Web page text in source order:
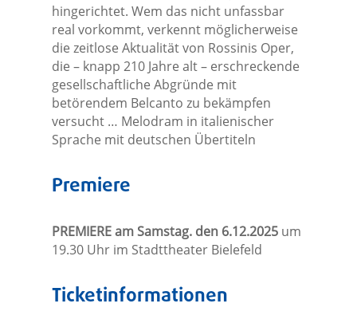
hingerichtet. Wem das nicht unfassbar
real vorkommt, verkennt möglicherweise
die zeitlose Aktualität von Rossinis Oper,
die – knapp 210 Jahre alt – erschreckende
gesellschaftliche Abgründe mit
betörendem Belcanto zu bekämpfen
versucht … Melodram in italienischer
Sprache mit deutschen Übertiteln
Premiere
PREMIERE am Samstag. den 6.12.2025um
19.30 Uhr im Stadttheater Bielefeld
Ticketinformationen